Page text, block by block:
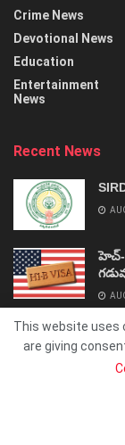
Crime News
Devotional News
Education
Entertainment
News
Recent News
హెచ్‌-
This website uses
are giving